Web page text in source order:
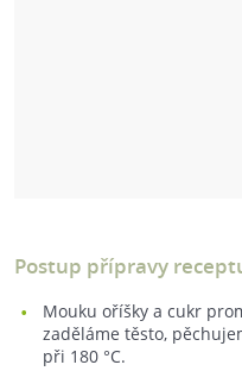
Postup přípravy
Mouku oříšky a cukr
zaděláme těsto,
při 180 °C.